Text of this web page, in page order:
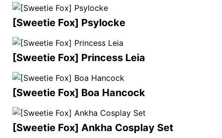
[Sweetie Fox] Psylocke
[Sweetie Fox] Princess Leia
[Sweetie Fox] Boa Hancock
[Sweetie Fox] Ankha Cosplay Set